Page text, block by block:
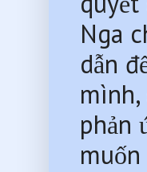
Nga
dẫn
phản